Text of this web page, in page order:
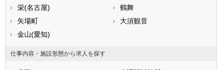
静岡県
滋賀県
兵庫県
栄(名古屋)
鶴舞
矢場町
大須観音
金山(愛知)
仕事内容・施設形態から求人を探す